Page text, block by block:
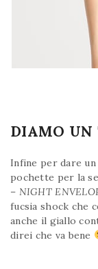
DIAMO UN
Infine per dare
pochette per la
– NIGHT
fucsia shock che
anche il giallo
direi che va bene